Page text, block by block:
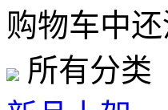
购物车中
所有分类